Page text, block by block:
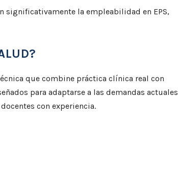
significativamente la empleabilidad en EPS,
que combine práctica clínica real con
para adaptarse a las demandas actuales
con experiencia.